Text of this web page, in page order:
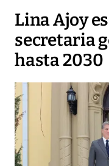
Lina Ajoy
secretaria
hasta 2030